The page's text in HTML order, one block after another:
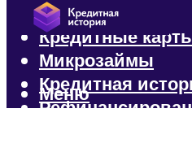
Кредиты
Кредитные
Микрозаймы
Кредитная
Меню